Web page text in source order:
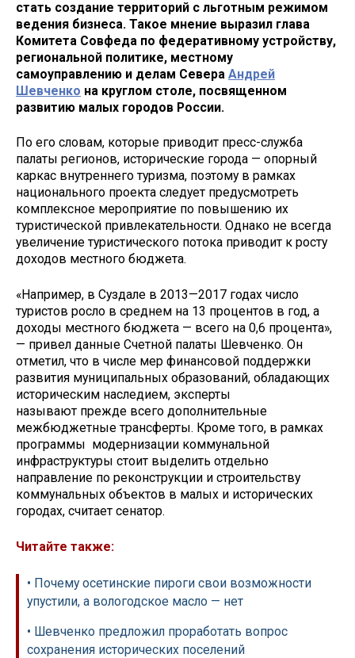
стать создание территорий с льготным режимом
ведения бизнеса. Такое мнение выразил глава
Комитета Совфеда по федеративному устройству,
региональной политике, местному
самоуправлению и делам Севера Андрей
Шевченко на круглом столе, посвященном
развитию малых городов России.
По его словам, которые приводит пресс-служба
палаты регионов, исторические города — опорный
каркас внутреннего туризма, поэтому в рамках
национального проекта следует предусмотреть
комплексное мероприятие по повышению их
туристической привлекательности. Однако не всегда
увеличение туристического потока приводит к росту
доходов местного бюджета.
«Например, в Суздале в 2013—2017 годах число
туристов росло в среднем на 13 процентов в год, а
доходы местного бюджета — всего на 0,6 процента»,
— привел данные Счетной палаты Шевченко. Он
отметил, что в числе мер финансовой поддержки
развития муниципальных образований, обладающих
историческим наследием, эксперты
называют прежде всего дополнительные
межбюджетные трансферты. Кроме того, в рамках
программы модернизации коммунальной
инфраструктуры стоит выделить отдельно
направление по реконструкции и строительству
коммунальных объектов в малых и исторических
городах, считает сенатор.
Читайте также:
• Почему осетинские пироги свои возможности
упустили, а вологодское масло — нет
• Шевченко предложил проработать вопрос
сохранения исторических поселений